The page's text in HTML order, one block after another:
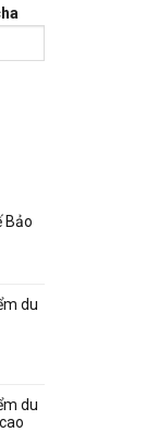
Bảo
du
du